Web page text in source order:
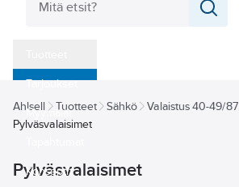
‎Tarjoukset
Myymälät
Konseptit
Ahlsell Tuotteet Sähkö Valaistus 40-49/87
Pylväsvalaisimet
Pylväsvalaisimet